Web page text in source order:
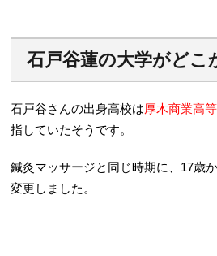
石戸谷蓮の大学がどこ
石戸谷さんの出身高校は厚木商業高
指していたそうです。
鍼灸マッサージと同じ時期に、17歳
変更しました。